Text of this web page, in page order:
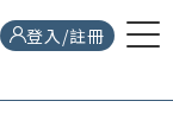
登入/註冊